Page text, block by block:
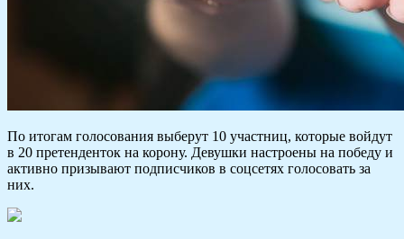
По итогам голосования выберут 10 участниц, которые войдут
в 20 претенденток на корону. Девушки настроены на победу и
активно призывают подписчиков в соцсетях голосовать за
них.